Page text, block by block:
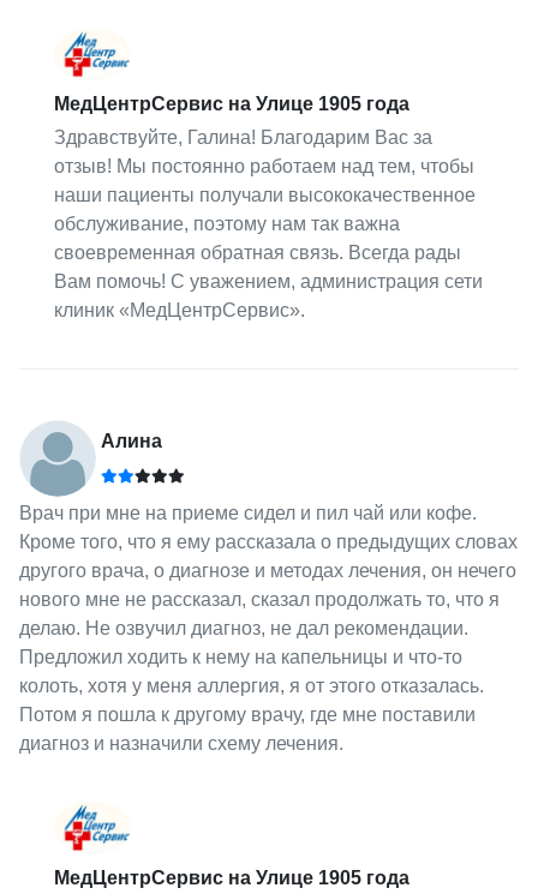
МедЦентрСервис на Улице 1905 года
Здравствуйте, Галина! Благодарим Вас за
отзыв! Мы постоянно работаем над тем, чтобы
наши пациенты получали высококачественное
обслуживание, поэтому нам так важна
своевременная обратная связь. Всегда рады
Вам помочь! С уважением, администрация сети
клиник «МедЦентрСервис».
Алина
Врач при мне на приеме сидел и пил чай или кофе.
Кроме того, что я ему рассказала о предыдущих словах
другого врача, о диагнозе и методах лечения, он нечего
нового мне не рассказал, сказал продолжать то, что я
делаю. Не озвучил диагноз, не дал рекомендации.
Предложил ходить к нему на капельницы и что-то
колоть, хотя у меня аллергия, я от этого отказалась.
Потом я пошла к другому врачу, где мне поставили
диагноз и назначили схему лечения.
МедЦентрСервис на Улице 1905 года